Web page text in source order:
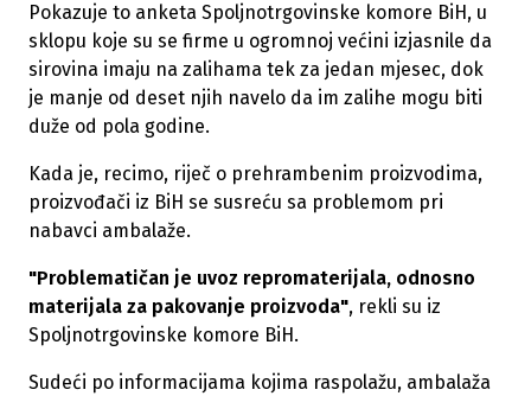
Pokazuje to anketa Spoljnotrgovinske komore BiH, u
sklopu koje su se firme u ogromnoj većini izjasnile da
sirovina imaju na zalihama tek za jedan mjesec, dok
je manje od deset njih navelo da im zalihe mogu biti
duže od pola godine.
Kada je, recimo, riječ o prehrambenim proizvodima,
proizvođači iz BiH se susreću sa problemom pri
nabavci ambalaže.
"Problematičan je uvoz repromaterijala, odnosno
materijala za pakovanje proizvoda", rekli su iz
Spoljnotrgovinske komore BiH.
Sudeći po informacijama kojima raspolažu, ambalaža